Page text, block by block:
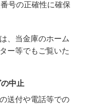
号の正確性に確保
、当金庫のホーム
ー等でもご覧いた
中止
送付や電話等での